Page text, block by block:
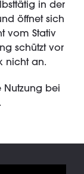
in der
öffnet sich
vom Stativ
schützt vor
nicht an.
Nutzung bei